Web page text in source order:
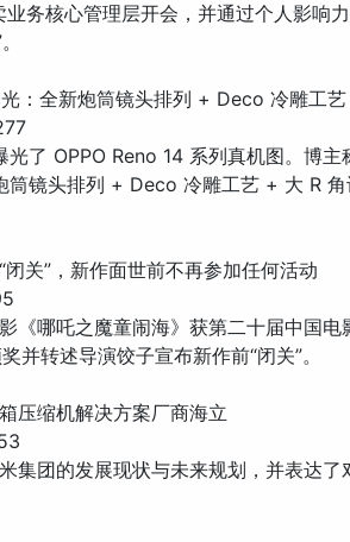
务核心管理层开会，并通过个人影响
：全新炮筒镜头排列 + Deco 冷雕工艺
了 OPPO Reno 14 系列真机图。博主
筒镜头排列 + Deco 冷雕工艺 + 大 R
关”，新作面世前不再参加任何活动
《哪吒之魔童闹海》获第二十届中国电
并转述导演饺子宣布新作前“闭关”。
压缩机解决方案厂商海立
集团的发展现状与未来规划，并表达了